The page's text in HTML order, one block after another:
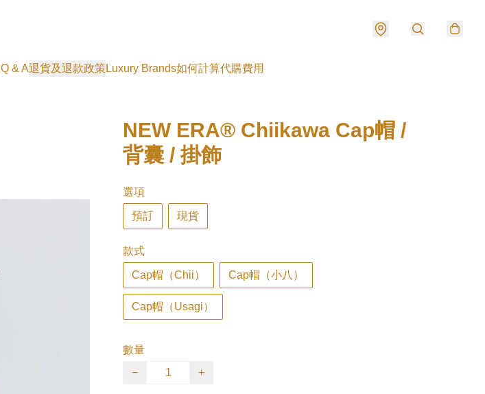
Q & A退貨及退款政策Luxury Brands如何計算代購費用
NEW ERA® Chiikawa Cap帽 /
背囊 / 掛飾
選項
預訂 現貨
款式
Cap帽（Chii） Cap帽（小八）
Cap帽（Usagi）
數量
−
+